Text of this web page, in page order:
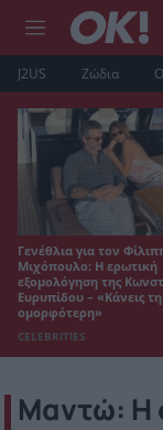
J2US Ζώδια
Γενέθλια για τον
Μιχόπουλο: Η ερωτική
εξομολόγηση της
Ευρυπίδου – «Κάνεις
ομορφότερη»
CELEBRITIES
Μαντώ: Η